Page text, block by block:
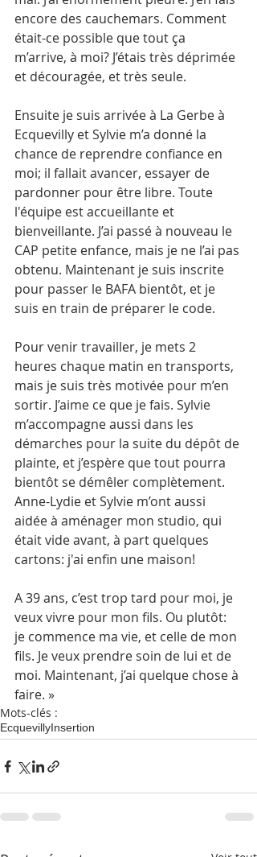
encore des cauchemars. Comment
était-ce possible que tout ça
m’arrive, à moi? J’étais très déprimée
et découragée, et très seule.
Ensuite je suis arrivée à La Gerbe à
Ecquevilly et Sylvie m’a donné la
chance de reprendre confiance en
moi; il fallait avancer, essayer de
pardonner pour être libre. Toute
l'équipe est accueillante et
bienveillante. J’ai passé à nouveau le
CAP petite enfance, mais je ne l’ai pas
obtenu. Maintenant je suis inscrite
pour passer le BAFA bientôt, et je
suis en train de préparer le code.
Pour venir travailler, je mets 2
heures chaque matin en transports,
mais je suis très motivée pour m’en
sortir. J’aime ce que je fais. Sylvie
m’accompagne aussi dans les
démarches pour la suite du dépôt de
plainte, et j’espère que tout pourra
bientôt se démêler complètement.
Anne-Lydie et Sylvie m’ont aussi
aidée à aménager mon studio, qui
était vide avant, à part quelques
cartons: j'ai enfin une maison!
A 39 ans, c’est trop tard pour moi, je
veux vivre pour mon fils. Ou plutôt:
je commence ma vie, et celle de mon
fils. Je veux prendre soin de lui et de
moi. Maintenant, j’ai quelque chose à
faire. »
Mots-clés :
EcquevillyInsertion